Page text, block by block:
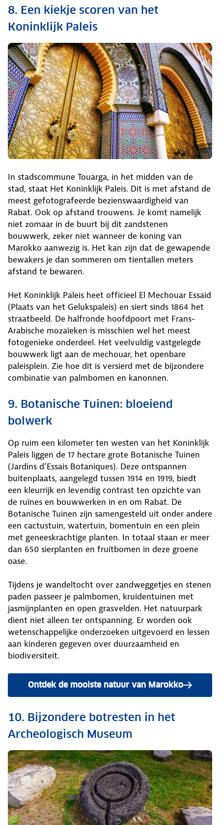
8. Een kiekje scoren van het
Koninklijk Paleis
In stadscommune Touarga, in het midden van de
stad, staat Het Koninklijk Paleis. Dit is met afstand de
meest gefotografeerde bezienswaardigheid van
Rabat. Ook op afstand trouwens. Je komt namelijk
niet zomaar in de buurt bij dit zandstenen
bouwwerk, zeker niet wanneer de koning van
Marokko aanwezig is. Het kan zijn dat de gewapende
bewakers je dan sommeren om tientallen meters
afstand te bewaren.
Het Koninklijk Paleis heet officieel El Mechouar Essaid
(Plaats van het Gelukspaleis) en siert sinds 1864 het
straatbeeld. De halfronde hoofdpoort met Frans-
Arabische mozaïeken is misschien wel het meest
fotogenieke onderdeel. Het veelvuldig vastgelegde
bouwwerk ligt aan de mechouar, het openbare
paleisplein. Zie hoe dit is versierd met de bijzondere
combinatie van palmbomen en kanonnen.
9. Botanische Tuinen: bloeiend
bolwerk
Op ruim een kilometer ten westen van het Koninklijk
Paleis liggen de 17 hectare grote Botanische Tuinen
(Jardins d’Essais Botaniques). Deze ontspannen
buitenplaats, aangelegd tussen 1914 en 1919, biedt
een kleurrijk en levendig contrast ten opzichte van
de ruïnes en bouwwerken in en om Rabat. De
Botanische Tuinen zijn samengesteld uit onder andere
een cactustuin, watertuin, bomentuin en een plein
met geneeskrachtige planten. In totaal staan er meer
dan 650 sierplanten en fruitbomen in deze groene
oase.
Tijdens je wandeltocht over zandweggetjes en stenen
paden passeer je palmbomen, kruidentuinen met
jasmijnplanten en open grasvelden. Het natuurpark
dient niet alleen ter ontspanning. Er worden ook
wetenschappelijke onderzoeken uitgevoerd en lessen
aan kinderen gegeven over duurzaamheid en
biodiversiteit.
Ontdek de mooiste natuur van Marokko
10. Bijzondere botresten in het
Archeologisch Museum